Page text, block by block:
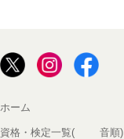
ホーム
資格・検定一覧(50音順)